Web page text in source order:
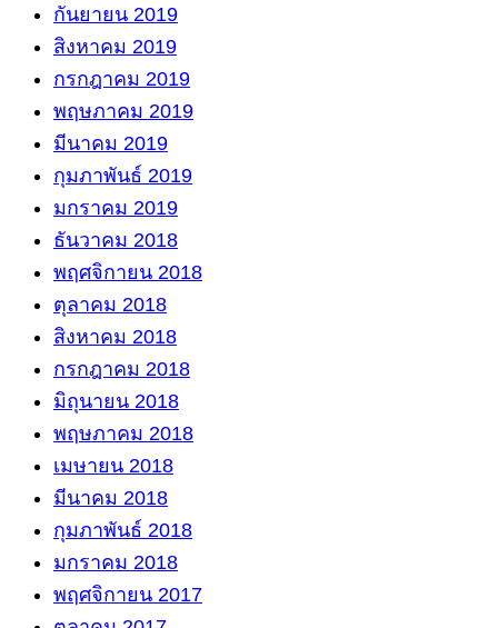
กันยายน 2019
สิงหาคม 2019
กรกฎาคม 2019
พฤษภาคม 2019
มีนาคม 2019
กุมภาพันธ์ 2019
มกราคม 2019
ธันวาคม 2018
พฤศจิกายน 2018
ตุลาคม 2018
สิงหาคม 2018
กรกฎาคม 2018
มิถุนายน 2018
พฤษภาคม 2018
เมษายน 2018
มีนาคม 2018
กุมภาพันธ์ 2018
มกราคม 2018
พฤศจิกายน 2017